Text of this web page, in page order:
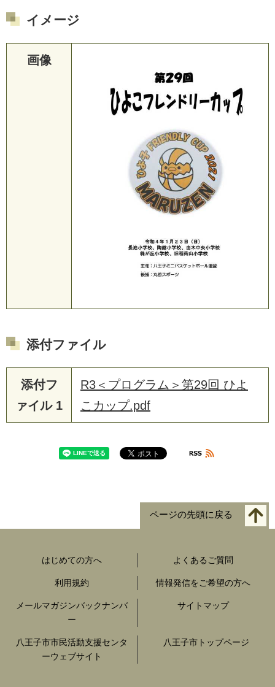
イメージ
画像
添付ファイル
添付フ
ァイル 1
R3＜プログラム＞第29回 ひよ
こカップ.pdf
ページの先頭に戻る
はじめての方へ よくあるご質問
利用規約 情報発信をご希望の方へ
メールマガジンバックナンバ
ー
サイトマップ
八王子市市民活動支援センタ
ーウェブサイト
八王子市トップページ